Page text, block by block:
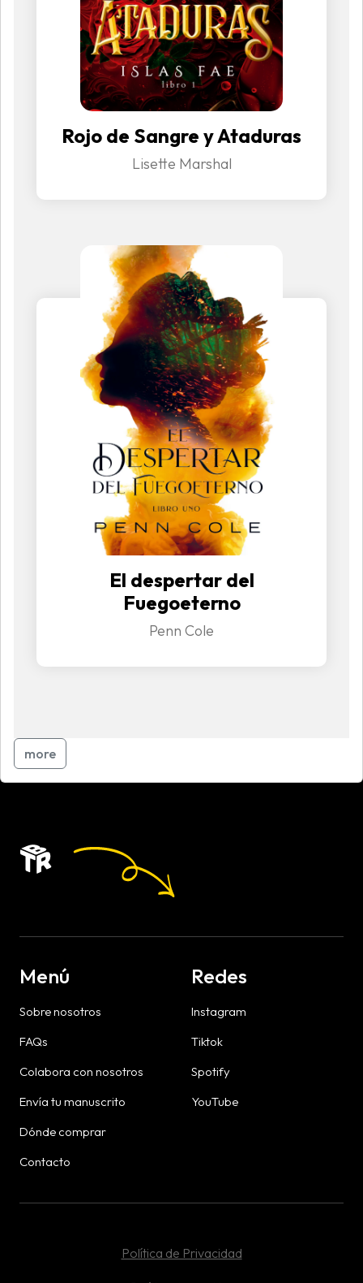
Rojo de Sangre y Ataduras
Lisette Marshal
El despertar del
Fuegoeterno
Penn Cole
more
Menú
Sobre nosotros
FAQs
Colabora con nosotros
Envía tu manuscrito
Dónde comprar
Contacto
Redes
Instagram
Tiktok
Spotify
YouTube
Política de Privacidad